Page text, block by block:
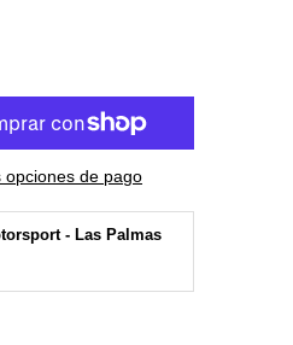
opciones de pago
- Las Palmas